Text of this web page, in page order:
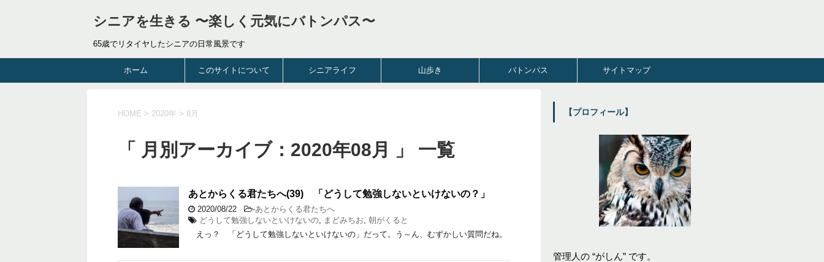
シニアを生きる 〜楽しく元気にバトンパス〜
65歳でリタイヤしたシニアの日常風景です
ホーム このサイトについて シニアライフ 山歩き バトンパス サイトマップ
HOME > 2020年 > 8月
「 月別アーカイブ：2020年08月 」 一覧
あとからくる君たちへ(39) 「どうして勉強しないといけないの？」
2020/08/22 -あとからくる君たちへ
どうして勉強しないといけないの, まどみちお, 朝がくると
えっ？ 「どうして勉強しないといけないの」だって。う～ん、むずかしい質問だね。
【プロフィール】
管理人の “がしん” です。